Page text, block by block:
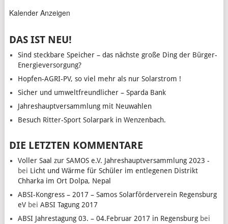
Kalender Anzeigen
DAS IST NEU!
Sind steckbare Speicher – das nächste große Ding der Bürger-
Energieversorgung?
Hopfen-AGRI-PV, so viel mehr als nur Solarstrom !
Sicher und umweltfreundlicher – Sparda Bank
Jahreshauptversammlung mit Neuwahlen
Besuch Ritter-Sport Solarpark in Wenzenbach.
DIE LETZTEN KOMMENTARE
Voller Saal zur SAMOS e.V. Jahreshauptversammlung 2023 -
bei Licht und Wärme für Schüler im entlegenen Distrikt
Chharka im Ort Dolpa, Nepal
ABSI-Kongress – 2017 – Samos Solarförderverein Regensburg
eVbei ABSI Tagung 2017
ABSI Jahrestagung 03. – 04.Februar 2017 in Regensburgbei